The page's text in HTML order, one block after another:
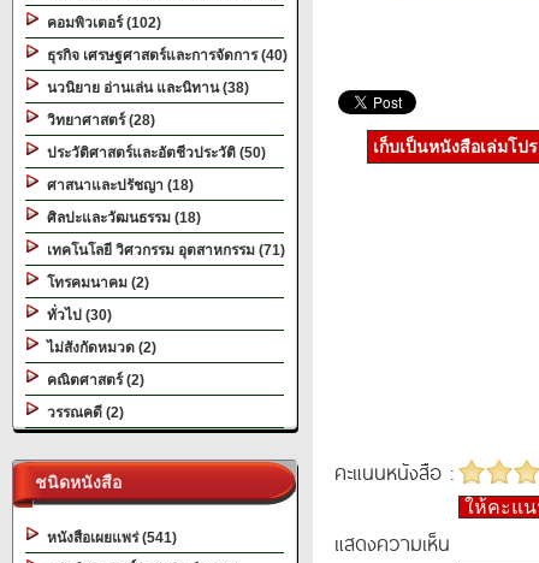
คอมพิวเตอร์ (102)
ธุรกิจ เศรษฐศาสตร์และการจัดการ (40)
นวนิยาย อ่านเล่น และนิทาน (38)
วิทยาศาสตร์ (28)
ประวัติศาสตร์และอัตชีวประวัติ (50)
ศาสนาและปรัชญา (18)
ศิลปะและวัฒนธรรม (18)
เทคโนโลยี วิศวกรรม อุตสาหกรรม (71)
โทรคมนาคม (2)
ทั่วไป (30)
ไม่สังกัดหมวด (2)
คณิตศาสตร์ (2)
วรรณคดี (2)
ชนิดหนังสือ
หนังสือเผยแพร่ (541)
เก็บเป็นหนังสือเล่มโป
คะแนนหนังสือ :
ให้คะแ
แสดงความเห็น